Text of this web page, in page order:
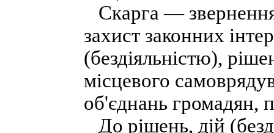
Скарга —
захист законних
(бездіяльністю),
місцевого
об'єднань громадян,
До рішень, дій